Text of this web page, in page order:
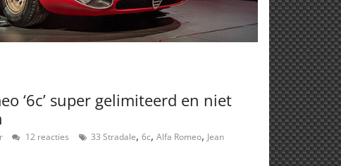
‘6c’ super gelimiteerd en niet
12 reacties 33 Stradale, 6c, Alfa Romeo, Jean